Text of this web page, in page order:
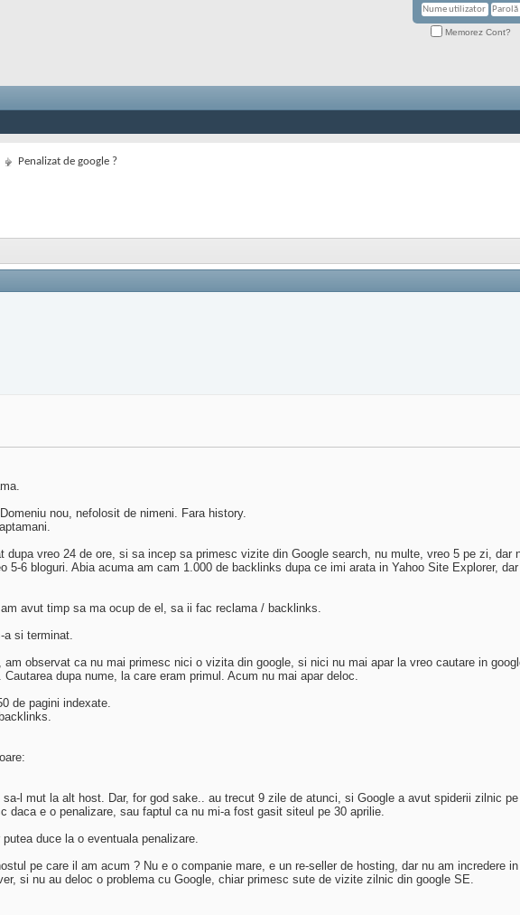
Memorez Cont?
Penalizat de google ?
nou, nefolosit de nimeni. Fara history.
vreo 24 de ore, si sa incep sa primesc vizite din Google search, nu multe, vreo 5 pe zi, dar
6 bloguri. Abia acuma am cam 1.000 de backlinks dupa ce imi arata in Yahoo Site Explorer,
avut timp sa ma ocup de el, sa ii fac reclama / backlinks.
a si terminat.
observat ca nu mai primesc nici o vizita din google, si nici nu mai apar la vreo cautare in
. Cautarea dupa nume, la care eram primul. Acum nu mai apar deloc.
de pagini indexate.
l mut la alt host. Dar, for god sake.. au trecut 9 zile de atunci, si Google a avut spiderii zilnic
e o penalizare, sau faptul ca nu mi-a fost gasit siteul pe 30 aprilie.
duce la o eventuala penalizare.
pe care il am acum ? Nu e o companie mare, e un re-seller de hosting, dar nu am incredere
si nu au deloc o problema cu Google, chiar primesc sute de vizite zilnic din google SE.